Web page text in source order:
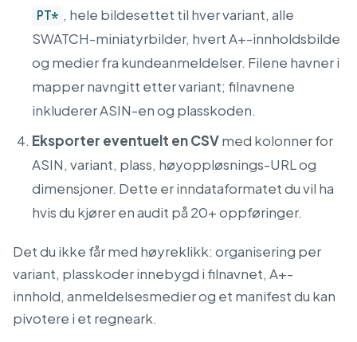
PT* , hele bildesettet til hver variant, alle
SWATCH-miniatyrbilder, hvert A+-innholdsbilde
og medier fra kundeanmeldelser. Filene havner i
mapper navngitt etter variant; filnavnene
inkluderer ASIN-en og plasskoden.
Eksporter eventuelt en CSVmed kolonner for
ASIN, variant, plass, høyoppløsnings-URL og
dimensjoner. Dette er inndataformatet du vil ha
hvis du kjører en audit på 20+ oppføringer.
Det du ikke får med høyreklikk: organisering per
variant, plasskoder innebygd i filnavnet, A+-
innhold, anmeldelsesmedier og et manifest du kan
pivotere i et regneark.